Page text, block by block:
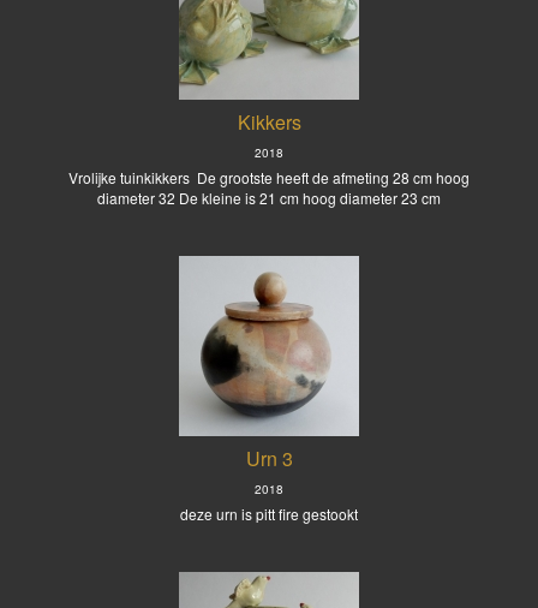
Kikkers
2018
Vrolijke tuinkikkers De grootste heeft de afmeting 28 cm hoog
diameter 32 De kleine is 21 cm hoog diameter 23 cm
Urn 3
2018
deze urn is pitt fire gestookt